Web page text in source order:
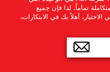
تماماً. لذا فإن جميع
أهلاً بك في الابتكارات،